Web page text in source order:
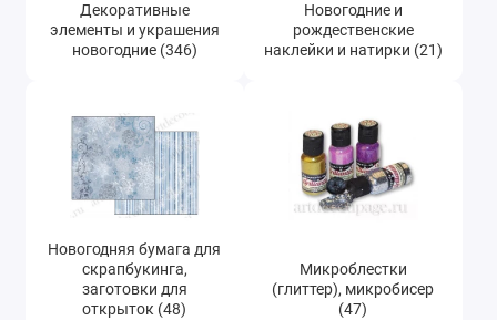
Декоративные
элементы и украшения
новогодние (346)
Новогодние и
рождественские
наклейки и натирки (21)
Новогодняя бумага для
скрапбукинга,
заготовки для
открыток (48)
Микроблестки
(глиттер), микробисер
(47)